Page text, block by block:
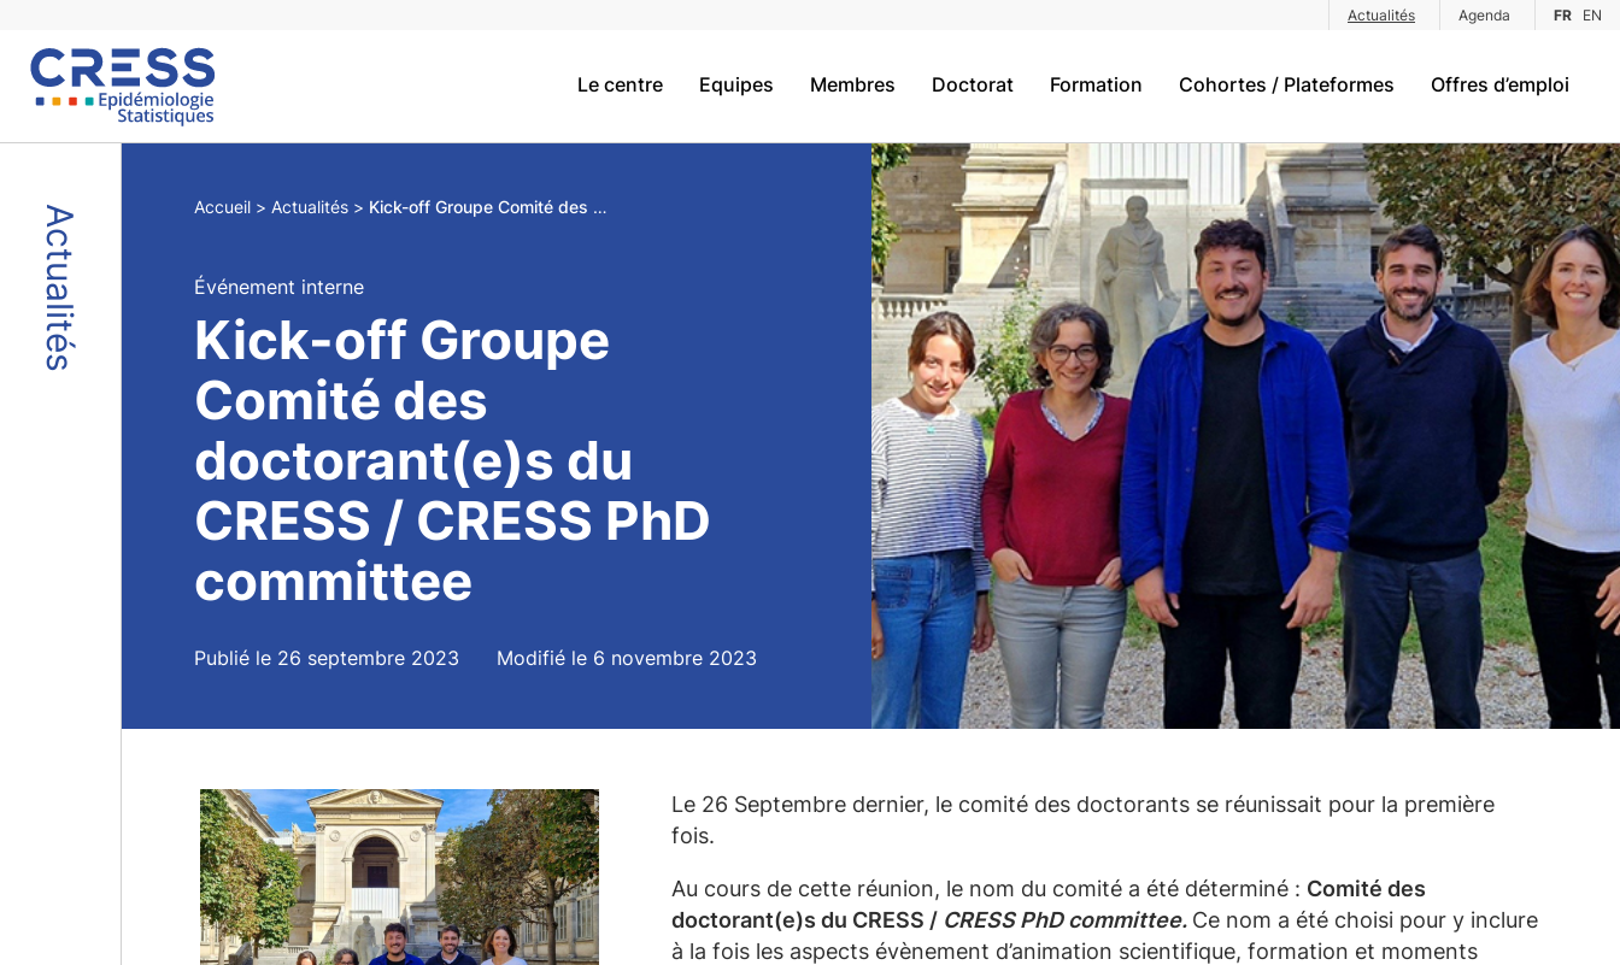
Actualités Agenda FR EN
Le centre Equipes Membres Doctorat Formation Cohortes / Plateformes Offres d’emploi
Actualités Accueil Actualités Kick-off Groupe Comité des doctorant(e)s du CRESS / CRESS PhD committee
Événement interne
Kick-off Groupe
Comité des
doctorant(e)s du
CRESS / CRESS PhD
committee
Publié le 26 septembre 2023 Modifié le 6 novembre 2023
Le 26 Septembre dernier, le comité des doctorants se réunissait pour la première
fois.
Au cours de cette réunion, le nom du comité a été déterminé : Comité des
doctorant(e)s du CRESS / CRESS PhD committee. Ce nom a été choisi pour y inclure
à la fois les aspects évènement d’animation scientifique, formation et moments